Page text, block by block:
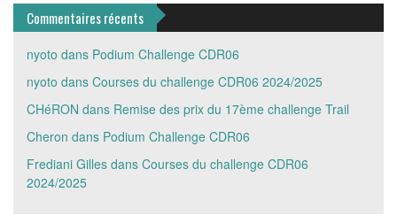
Commentaires récents
nyoto dans Podium Challenge CDR06
nyoto dans Courses du challenge CDR06 2024/2025
CHéRON dans Remise des prix du 17ème challenge Trail
Cheron dans Podium Challenge CDR06
Frediani Gilles dans Courses du challenge CDR06
2024/2025